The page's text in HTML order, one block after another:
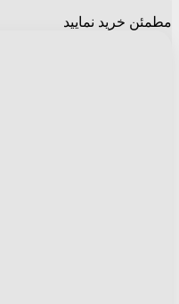
مطمئن خرید نمایید